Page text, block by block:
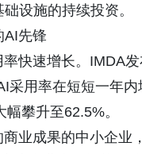
设施的持续投资。
AI先锋
快速增长。IMDA
采用率在短短一年
攀升至62.5%。
业成果的中小企